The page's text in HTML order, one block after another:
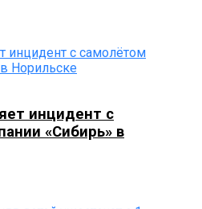
инцидент с
«Сибирь» в